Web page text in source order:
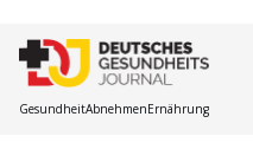
GesundheitAbnehmenErnährung